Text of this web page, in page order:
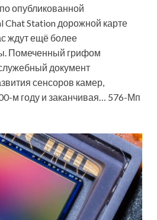
опубликованной
Station дорожной карте
ждут ещё более
Помеченный грифом
документ
сенсоров камер,
м году и заканчивая… 576-Мп